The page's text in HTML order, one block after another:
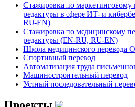
Стажировка по маркетинговому
редактуры в сфере ИТ- и
RU-EN)
Стажировка по медицинскому
редактуры (EN-RU, RU-EN)
Школа медицинского перевода
Спортивный перевод
Автоматизация труда
Машиностроительный перевод
Устный последовательный